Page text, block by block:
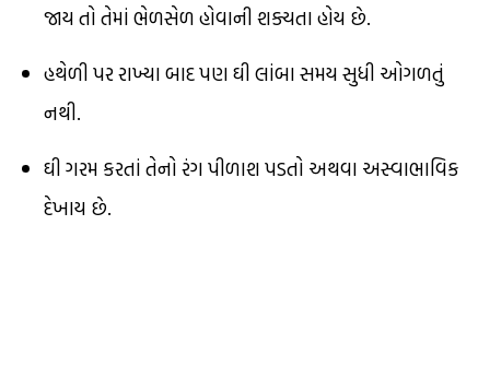
જાય તો તેમાં ભેળસેળ હોવાની શક્યતા હોય છે.
હથેળી પર રાખ્યા બાદ પણ ઘી લાંબા સમય સુધી ઓગળતું
નથી.
ઘી ગરમ કરતાં તેનો રંગ પીળાશ પડતો અથવા અસ્વાભાવિક
દેખાય છે.